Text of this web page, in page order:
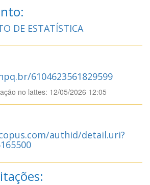
DE ESTATÍSTICA
6104623561829599
no lattes: 12/05/2026 12:05
authid/detail.uri?